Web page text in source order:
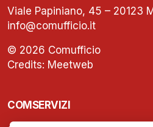
Viale Papiniano, 45 – 20123
info@comufficio.it
© 2026 Comufficio
Credits: Meetweb
COMSERVIZI